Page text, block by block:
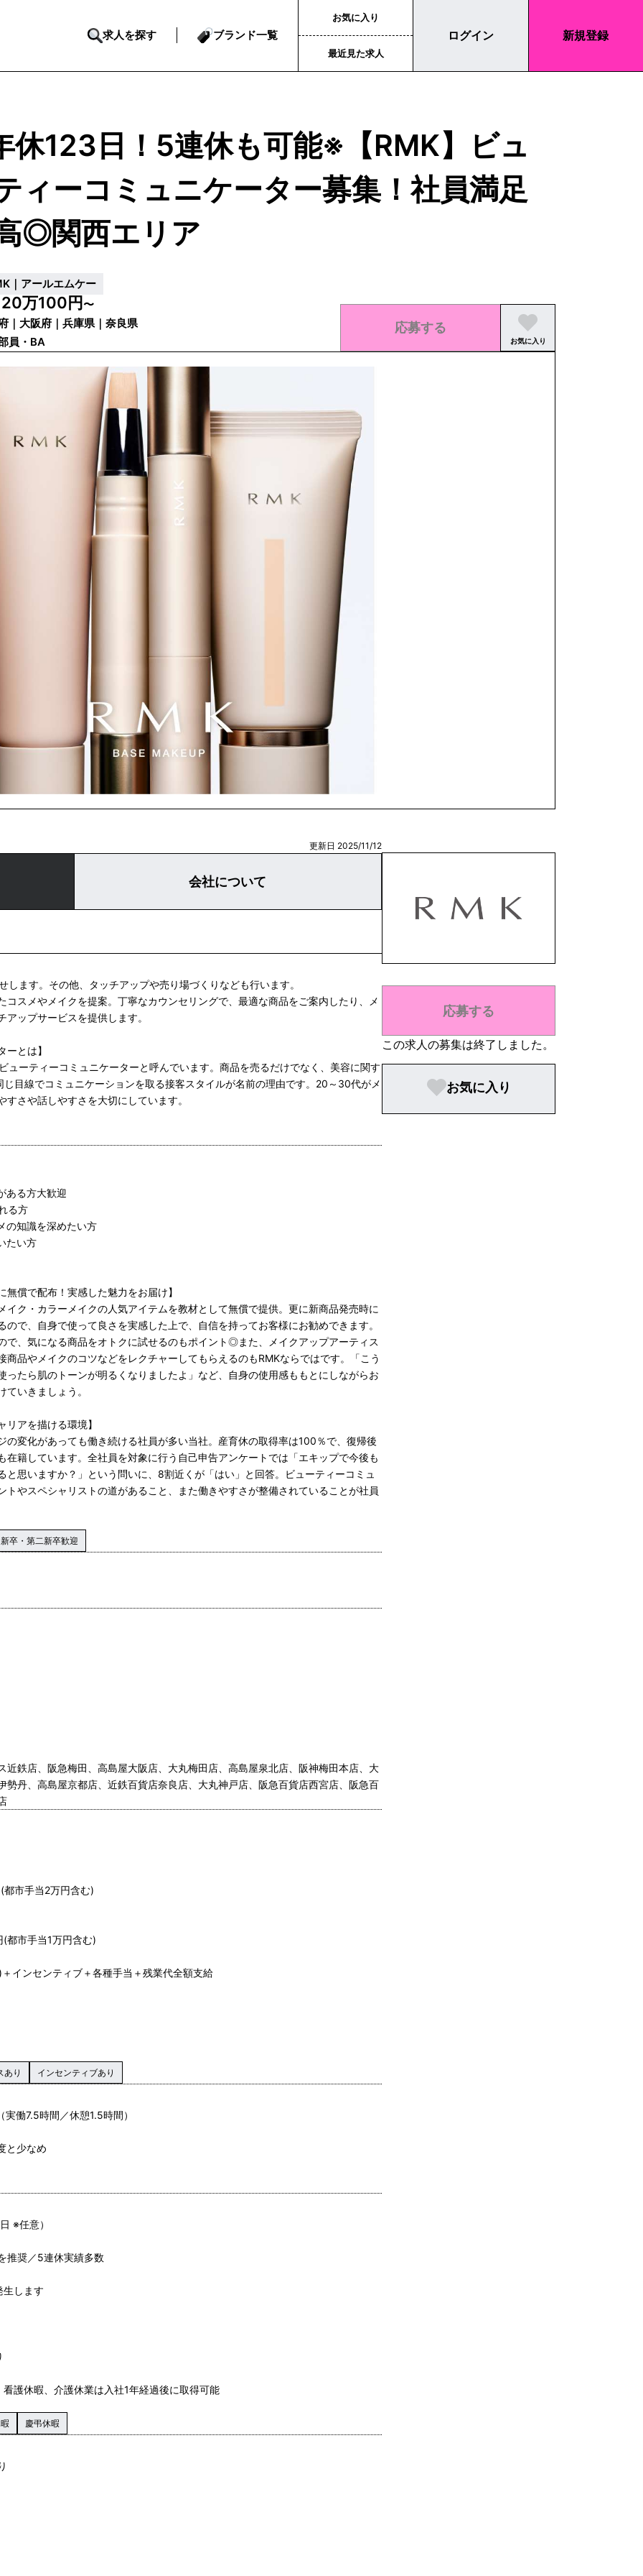
求人を探す ブランド一覧
お気に入り
最近見た求人
ログイン 新規登録
休123日！5連休も可能※【RMK】ビュ
ィーコミュニケーター募集！社員満足
◎関西エリア
｜アールエムケー
20万100円〜
｜大阪府｜兵庫県｜奈良県
員・BA
応募する
お気に入り
更新日 2025/11/12
会社について
します。その他、タッチアップや売り場づくりなども行います。
コスメやメイクを提案。丁寧なカウンセリングで、最適な商品をご案内したり、メ
ップサービスを提供します。
とは】
ューティーコミュニケーターと呼んでいます。商品を売るだけでなく、美容に関す
じ目線でコミュニケーションを取る接客スタイルが名前の理由です。20～30代がメ
さや話しやすさを大切にしています。
ある方大歓迎
る方
の知識を深めたい方
たい方
償で配布！実感した魅力をお届け】
イク・カラーメイクの人気アイテムを教材として無償で提供。更に新商品発売時に
ので、自身で使って良さを実感した上で、自信を持ってお客様にお勧めできます。
で、気になる商品をオトクに試せるのもポイント◎また、メイクアップアーティス
商品やメイクのコツなどをレクチャーしてもらえるのもRMKならではです。「こう
ったら肌のトーンが明るくなりましたよ」など、自身の使用感ももとにしながらお
いきましょう。
アを描ける環境】
の変化があっても働き続ける社員が多い当社。産育休の取得率は100％で、復帰後
在籍しています。全社員を対象に行う自己申告アンケートでは「エキップで今後も
と思いますか？」という問いに、8割近くが「はい」と回答。ビューティーコミュ
トやスペシャリストの道があること、また働きやすさが整備されていることが社員
新卒・第二新卒歓迎
近鉄店、阪急梅田、高島屋大阪店、大丸梅田店、高島屋泉北店、阪神梅田本店、大
勢丹、高島屋京都店、近鉄百貨店奈良店、大丸神戸店、阪急百貨店西宮店、阪急百
都市手当2万円含む)
都市手当1万円含む)
インセンティブ＋各種手当＋残業代全額支給
あり インセンティブあり
働7.5時間／休憩1.5時間）
と少なめ
※任意）
推奨／5連休実績多数
します
護休暇、介護休業は入社1年経過後に取得可能
慶弔休暇
応募する
この求人の募集は終了しました。
お気に入り